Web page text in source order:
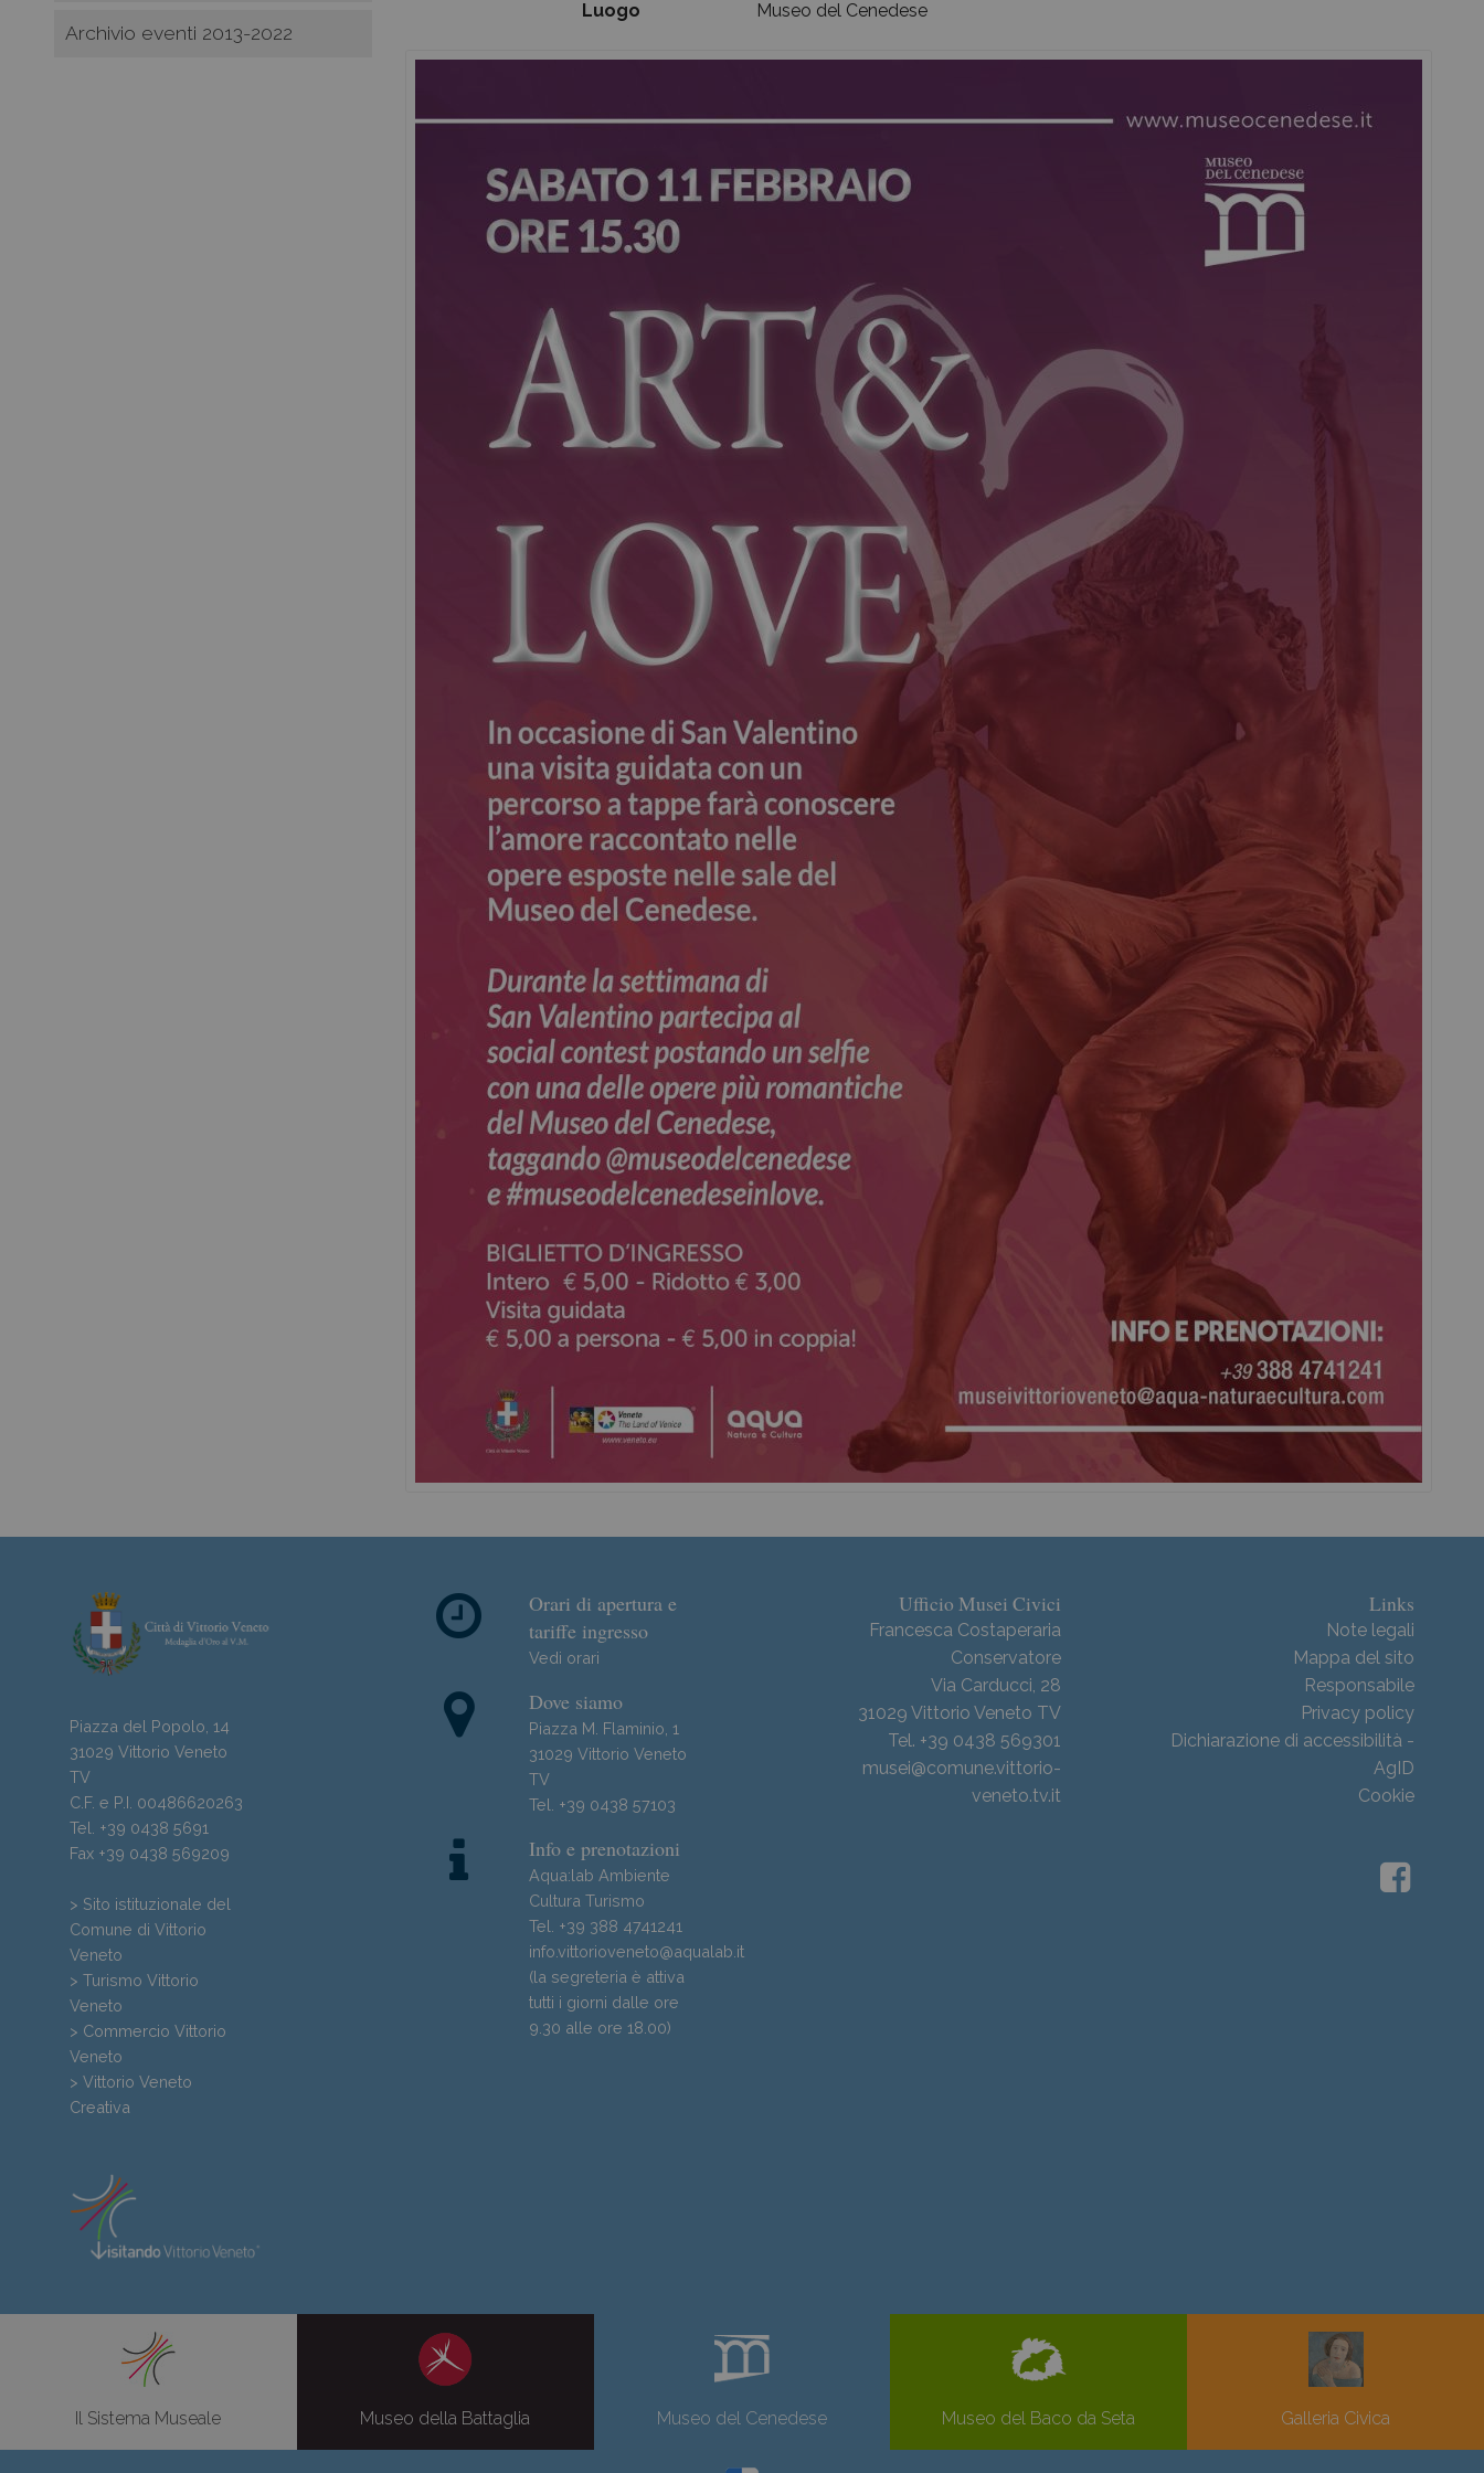
Archivio eventi 2013-2022
Luogo
Museo del Cenedese
Piazza del Popolo, 14
31029 Vittorio Veneto
TV
C.F. e P.I. 00486620263
Tel. +39 0438 5691
Fax +39 0438 569209
> Sito istituzionale del
Comune di Vittorio
Veneto
> Turismo Vittorio
Veneto
> Commercio Vittorio
Veneto
> Vittorio Veneto
Creativa
Orari di apertura e
tariffe ingresso
Vedi orari
Dove siamo
Piazza M. Flaminio, 1
31029 Vittorio Veneto
TV
Tel. +39 0438 57103
Info e prenotazioni
Aqua:lab Ambiente
Cultura Turismo
Tel. +39 388 4741241
info.vittorioveneto@aqualab.it
(la segreteria è attiva
tutti i giorni dalle ore
9.30 alle ore 18.00)
Ufficio Musei Civici
Francesca Costaperaria
Conservatore
Via Carducci, 28
31029 Vittorio Veneto TV
Tel. +39 0438 569301
musei@comune.vittorio-
veneto.tv.it
Links
Note legali
Mappa del sito
Responsabile
Privacy policy
Dichiarazione di accessibilità -
AgID
Cookie
Il Sistema Museale Museo della Battaglia Museo del Cenedese Museo del Baco da Seta Galleria Civica